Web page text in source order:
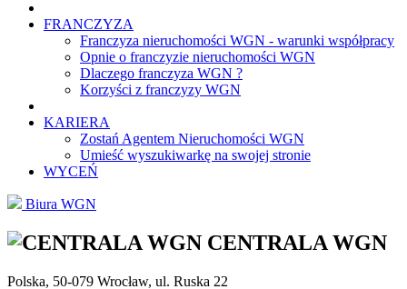
FRANCZYZA
Franczyza nieruchomości WGN - warunki współpracy
Opnie o franczyzie nieruchomości WGN
Dlaczego franczyza WGN ?
Korzyści z franczyzy WGN
KARIERA
Zostań Agentem Nieruchomości WGN
Umieść wyszukiwarkę na swojej stronie
WYCEŃ
Biura WGN
CENTRALA WGN
Polska, 50-079 Wrocław, ul. Ruska 22